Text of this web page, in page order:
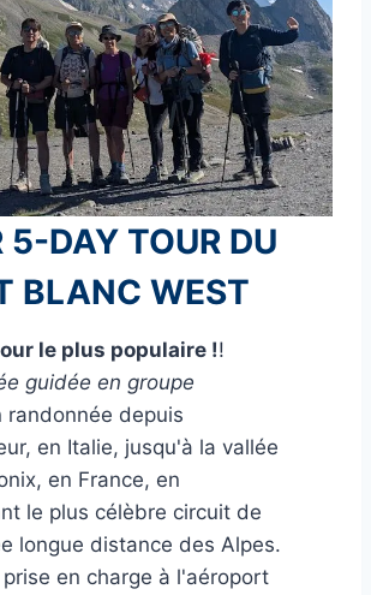
5-DAY TOUR DU
BLANC WEST
le plus populaire !!
guidée en groupe
randonnée depuis
en Italie, jusqu'à la vallée
en France, en
le plus célèbre circuit de
longue distance des Alpes.
prise en charge à l'aéroport